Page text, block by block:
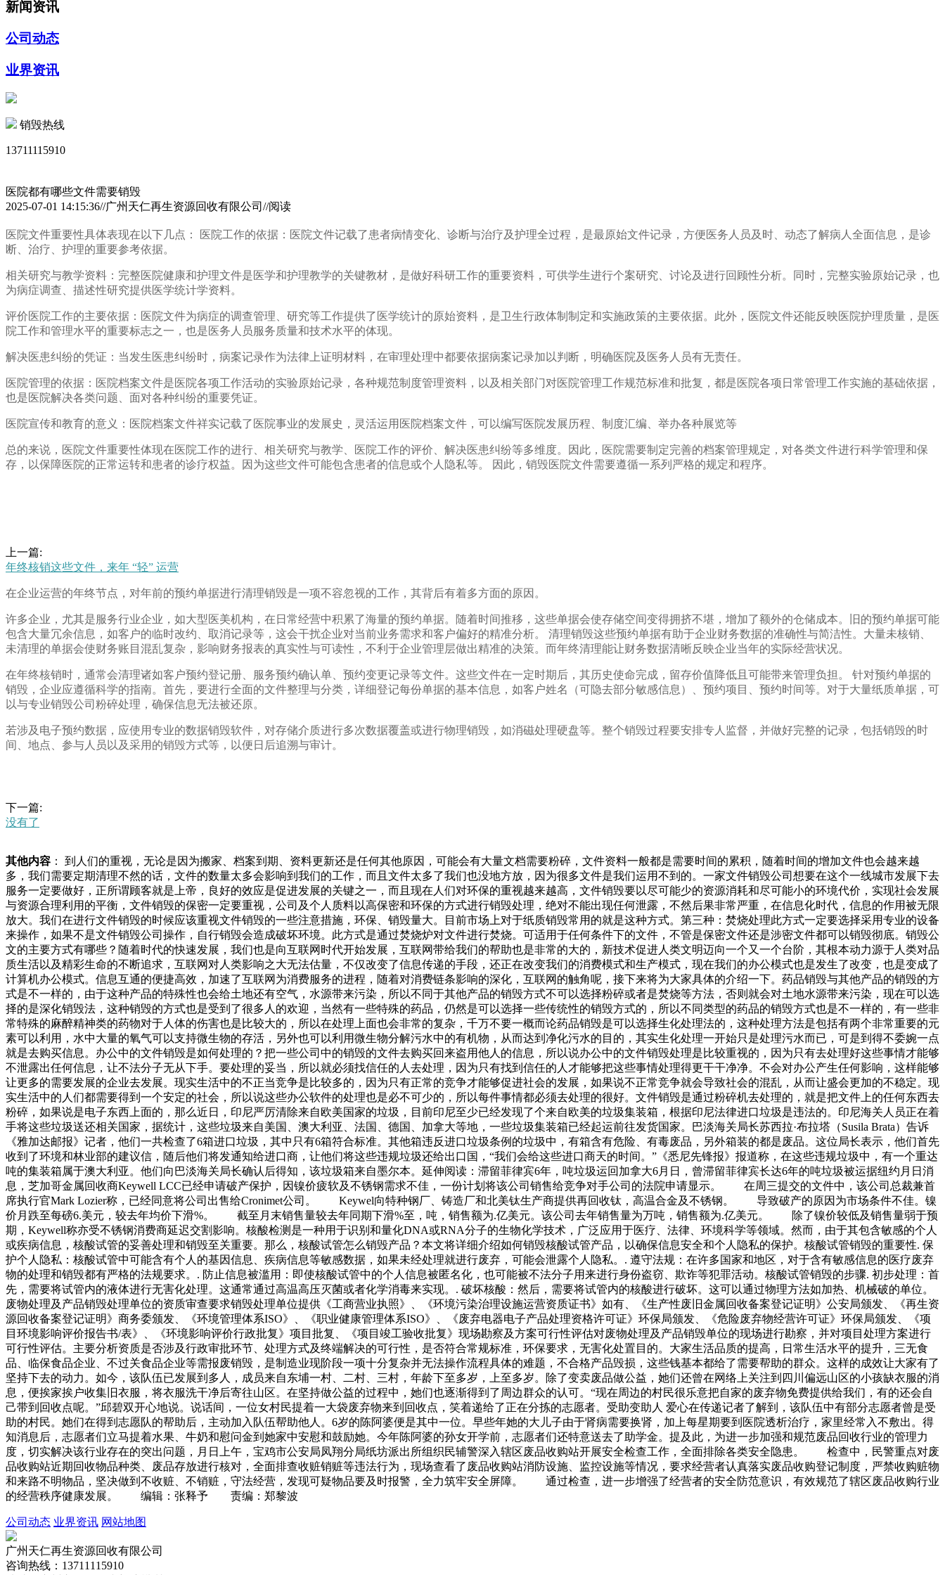
新闻资讯
公司动态
业界资讯
销毁热线
13711115910
医院都有哪些文件需要销毁
2025-07-01 14:15:36//广州天仁再生资源回收有限公司//阅读
医院文件重要性具体表现在以下几点： 医院工作的依据：医院文件记载了患者病情变化、诊断与治疗及护理全过程，是最原始文件记录，方便医务人员及时、动态了解病人全面信息，是诊
断、治疗、护理的重要参考依据。
相关研究与教学资料：完整医院健康和护理文件是医学和护理教学的关键教材，是做好科研工作的重要资料，可供学生进行个案研究、讨论及进行回顾性分析。同时，完整实验原始记录，也
为病症调查、描述性研究提供医学统计学资料。
评价医院工作的主要依据：医院文件为病症的调查管理、研究等工作提供了医学统计的原始资料，是卫生行政体制制定和实施政策的主要依据。此外，医院文件还能反映医院护理质量，是医
院工作和管理水平的重要标志之一，也是医务人员服务质量和技术水平的体现。
解决医患纠纷的凭证：当发生医患纠纷时，病案记录作为法律上证明材料，在审理处理中都要依据病案记录加以判断，明确医院及医务人员有无责任。
医院管理的依据：医院档案文件是医院各项工作活动的实验原始记录，各种规范制度管理资料，以及相关部门对医院管理工作规范标准和批复，都是医院各项日常管理工作实施的基础依据，
也是医院解决各类问题、面对各种纠纷的重要凭证。
医院宣传和教育的意义：医院档案文件祥实记载了医院事业的发展史，灵活运用医院档案文件，可以编写医院发展历程、制度汇编、举办各种展览等
总的来说，医院文件重要性体现在医院工作的进行、相关研究与教学、医院工作的评价、解决医患纠纷等多维度。因此，医院需要制定完善的档案管理规定，对各类文件进行科学管理和保
存，以保障医院的正常运转和患者的诊疗权益。因为这些文件可能包含患者的信息或个人隐私等。 因此，销毁医院文件需要遵循一系列严格的规定和程序。
上一篇:
年终核销这些文件，来年 “轻” 运营
在企业运营的年终节点，对年前的预约单据进行清理销毁是一项不容忽视的工作，其背后有着多方面的原因。
许多企业，尤其是服务行业企业，如大型医美机构，在日常经营中积累了海量的预约单据。随着时间推移，这些单据会使存储空间变得拥挤不堪，增加了额外的仓储成本。旧的预约单据可能
包含大量冗余信息，如客户的临时改约、取消记录等，这会干扰企业对当前业务需求和客户偏好的精准分析。 清理销毁这些预约单据有助于企业财务数据的准确性与简洁性。大量未核销、
未清理的单据会使财务账目混乱复杂，影响财务报表的真实性与可读性，不利于企业管理层做出精准的决策。而年终清理能让财务数据清晰反映企业当年的实际经营状况。
在年终核销时，通常会清理诸如客户预约登记册、服务预约确认单、预约变更记录等文件。这些文件在一定时期后，其历史使命完成，留存价值降低且可能带来管理负担。 针对预约单据的
销毁，企业应遵循科学的指南。首先，要进行全面的文件整理与分类，详细登记每份单据的基本信息，如客户姓名（可隐去部分敏感信息）、预约项目、预约时间等。对于大量纸质单据，可
以与专业销毁公司粉碎处理，确保信息无法被还原。
若涉及电子预约数据，应使用专业的数据销毁软件，对存储介质进行多次数据覆盖或进行物理销毁，如消磁处理硬盘等。整个销毁过程要安排专人监督，并做好完整的记录，包括销毁的时
间、地点、参与人员以及采用的销毁方式等，以便日后追溯与审计。
下一篇:
没有了
其他内容 ： 到人们的重视，无论是因为搬家、档案到期、资料更新还是任何其他原因，可能会有大量文档需要粉碎，文件资料一般都是需要时间的累积，随着时间的增加文件也会越来越
多，我们需要定期清理不然的话，文件的数量太多会影响到我们的工作，而且文件太多了我们也没地方放，因为很多文件是我们运用不到的。一家文件销毁公司想要在这个一线城市发展下去
服务一定要做好，正所谓顾客就是上帝，良好的效应是促进发展的关键之一，而且现在人们对环保的重视越来越高，文件销毁要以尽可能少的资源消耗和尽可能小的环境代价，实现社会发展
与资源合理利用的平衡，文件销毁的保密一定要重视，公司及个人质料以高保密和环保的方式进行销毁处理，绝对不能出现任何泄露，不然后果非常严重，在信息化时代，信息的作用被无限
放大。我们在进行文件销毁的时候应该重视文件销毁的一些注意措施，环保、销毁量大。目前市场上对于纸质销毁常用的就是这种方式。第三种：焚烧处理此方式一定要选择采用专业的设备
来操作，如果不是文件销毁公司操作，自行销毁会造成破坏环境。此方式是通过焚烧炉对文件进行焚烧。可适用于任何条件下的文件，不管是保密文件还是涉密文件都可以销毁彻底。销毁公
文的主要方式有哪些？随着时代的快速发展，我们也是向互联网时代开始发展，互联网带给我们的帮助也是非常的大的，新技术促进人类文明迈向一个又一个台阶，其根本动力源于人类对品
质生活以及精彩生命的不断追求，互联网对人类影响之大无法估量，不仅改变了信息传递的手段，还正在改变我们的消费模式和生产模式，现在我们的办公模式也是发生了改变，也是变成了
计算机办公模式。信息互通的便捷高效，加速了互联网为消费服务的进程，随着对消费链条影响的深化，互联网的触角呢，接下来将为大家具体的介绍一下。药品销毁与其他产品的销毁的方
式是不一样的，由于这种产品的特殊性也会给土地还有空气，水源带来污染，所以不同于其他产品的销毁方式不可以选择粉碎或者是焚烧等方法，否则就会对土地水源带来污染，现在可以选
择的是深化销毁法，这种销毁的方式也是受到了很多人的欢迎，当然有一些特殊的药品，仍然是可以选择一些传统性的销毁方式的，所以不同类型的药品的销毁方式也是不一样的，有一些非
常特殊的麻醉精神类的药物对于人体的伤害也是比较大的，所以在处理上面也会非常的复杂，千万不要一概而论药品销毁是可以选择生化处理法的，这种处理方法是包括有两个非常重要的元
素可以利用，水中大量的氧气可以支持微生物的存活，另外也可以利用微生物分解污水中的有机物，从而达到净化污水的目的，其实生化处理一开始只是处理污水而已，可是到得不委婉一点
就是去购买信息。办公中的文件销毁是如何处理的？把一些公司中的销毁的文件去购买回来盗用他人的信息，所以说办公中的文件销毁处理是比较重视的，因为只有去处理好这些事情才能够
不泄露出任何信息，让不法分子无从下手。要处理的妥当，所以就必须找信任的人去处理，因为只有找到信任的人才能够把这些事情处理得更干干净净。不会对办公产生任何影响，这样能够
让更多的需要发展的企业去发展。现实生活中的不正当竞争是比较多的，因为只有正常的竞争才能够促进社会的发展，如果说不正常竞争就会导致社会的混乱，从而让盛会更加的不稳定。现
实生活中的人们都需要得到一个安定的社会，所以说这些办公软件的处理也是必不可少的，所以每件事情都必须去处理的很好。文件销毁是通过粉碎机去处理的，就是把文件上的任何东西去
粉碎，如果说是电子东西上面的，那么近日，印尼严厉清除来自欧美国家的垃圾，目前印尼至少已经发现了个来自欧美的垃圾集装箱，根据印尼法律进口垃圾是违法的。印尼海关人员正在着
手将这些垃圾送还相关国家，据统计，这些垃圾来自美国、澳大利亚、法国、德国、加拿大等地，一些垃圾集装箱已经起运前往发货国家。巴淡海关局长苏西拉·布拉塔（Susila Brata）告诉
《雅加达邮报》记者，他们一共检查了6箱进口垃圾，其中只有6箱符合标准。其他箱违反进口垃圾条例的垃圾中，有箱含有危险、有毒废品，另外箱装的都是废品。这位局长表示，他们首先
收到了环境和林业部的建议信，随后他们将发通知给进口商，让他们将这些违规垃圾还给出口国，“我们会给这些进口商天的时间。”《悉尼先锋报》报道称，在这些违规垃圾中，有一个重达
吨的集装箱属于澳大利亚。他们向巴淡海关局长确认后得知，该垃圾箱来自墨尔本。延伸阅读：滞留菲律宾6年，吨垃圾运回加拿大6月日，曾滞留菲律宾长达6年的吨垃圾被运据纽约月日消
息，芝加哥金属回收商Keywell LCC已经申请破产保护，因镍价疲软及不锈钢需求不佳，一份计划将该公司销售给竞争对手公司的法院申请显示。 在周三提交的文件中，该公司总裁兼首
席执行官Mark Lozier称，已经同意将公司出售给Cronimet公司。 Keywel向特种钢厂、铸造厂和北美钛生产商提供再回收钛，高温合金及不锈钢。 导致破产的原因为市场条件不佳。镍
价月跌至每磅6.美元，较去年均价下滑%。 截至月末销售量较去年同期下滑%至，吨，销售额为.亿美元。该公司去年销售量为万吨，销售额为.亿美元。 除了镍价较低及销售量弱于预
期，Keywell称亦受不锈钢消费商延迟交割影响。核酸检测是一种用于识别和量化DNA或RNA分子的生物化学技术，广泛应用于医疗、法律、环境科学等领域。然而，由于其包含敏感的个人
或疾病信息，核酸试管的妥善处理和销毁至关重要。那么，核酸试管怎么销毁产品？本文将详细介绍如何销毁核酸试管产品，以确保信息安全和个人隐私的保护。核酸试管销毁的重要性. 保
护个人隐私：核酸试管中可能含有个人的基因信息、疾病信息等敏感数据，如果未经处理就进行废弃，可能会泄露个人隐私。. 遵守法规：在许多国家和地区，对于含有敏感信息的医疗废弃
物的处理和销毁都有严格的法规要求。. 防止信息被滥用：即使核酸试管中的个人信息被匿名化，也可能被不法分子用来进行身份盗窃、欺诈等犯罪活动。核酸试管销毁的步骤. 初步处理：首
先，需要将试管内的液体进行无害化处理。这通常通过高温高压灭菌或者化学消毒来实现。. 破坏核酸：然后，需要将试管内的核酸进行破坏。这可以通过物理方法如加热、机械破的单位。
废物处理及产品销毁处理单位的资质审查要求销毁处理单位提供《工商营业执照》、《环境污染治理设施运营资质证书》如有、《生产性废旧金属回收备案登记证明》公安局颁发、《再生资
源回收备案登记证明》商务委颁发、《环境管理体系ISO》、《职业健康管理体系ISO》、《废弃电器电子产品处理资格许可证》环保局颁发、《危险废弃物经营许可证》环保局颁发、《项
目环境影响评价报告书/表》、《环境影响评价行政批复》项目批复、《项目竣工验收批复》现场勘察及方案可行性评估对废物处理及产品销毁单位的现场进行勘察，并对项目处理方案进行
可行性评估。主要分析资质是否涉及行政审批环节、处理方式及终端解决的可行性，是否符合常规标准，环保要求，无害化处置目的。大家生活品质的提高，日常生活水平的提升，三无食
品、临保食品企业、不过关食品企业等需报废销毁，是制造业现阶段一项十分复杂并无法操作流程具体的难题，不合格产品毁损，这些钱基本都给了需要帮助的群众。这样的成效让大家有了
坚持下去的动力。如今，该队伍已发展到多人，成员来自东埔一村、二村、三村，年龄下至多岁，上至多岁。除了变卖废品做公益，她们还曾在网络上关注到四川偏远山区的小孩缺衣服的消
息，便挨家挨户收集旧衣服，将衣服洗干净后寄往山区。在坚持做公益的过程中，她们也逐渐得到了周边群众的认可。“现在周边的村民很乐意把自家的废弃物免费提供给我们，有的还会自
己带到回收点呢。”邱碧双开心地说。说话间，一位女村民提着一大袋废弃物来到回收点，笑着递给了正在分拣的志愿者。受助变助人 爱心在传递记者了解到，该队伍中有部分志愿者曾是受
助的村民。她们在得到志愿队的帮助后，主动加入队伍帮助他人。6岁的陈阿婆便是其中一位。早些年她的大儿子由于肾病需要换肾，加上每星期要到医院透析治疗，家里经常入不敷出。得
知消息后，志愿者们立马提着水果、牛奶和慰问金到她家中安慰和鼓励她。今年陈阿婆的孙女开学前，志愿者们还特意送去了助学金。提及此，为进一步加强和规范废品回收行业的管理力
度，切实解决该行业存在的突出问题，月日上午，宝鸡市公安局凤翔分局纸坊派出所组织民辅警深入辖区废品收购站开展安全检查工作，全面排除各类安全隐患。 检查中，民警重点对废
品收购站近期回收物品种类、废品存放进行核对，全面排查收赃销赃等违法行为，现场查看了废品收购站消防设施、监控设施等情况，要求经营者认真落实废品收购登记制度，严禁收购赃物
和来路不明物品，坚决做到不收赃、不销赃，守法经营，发现可疑物品要及时报警，全力筑牢安全屏障。 通过检查，进一步增强了经营者的安全防范意识，有效规范了辖区废品收购行业
的经营秩序健康发展。 编辑：张释予 责编：郑黎波
公司动态 业界资讯 网站地图
广州天仁再生资源回收有限公司
咨询热线：13711115910